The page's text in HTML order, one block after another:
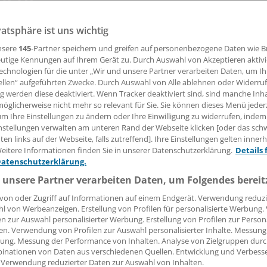
der EU-Medizinprodukteverordnung ein großer
sehen weiter Defizite.
05:07 Uhr
ist uns wichtig
145-Partner speichern und greifen auf personenbezogene Daten wie
Kennungen auf Ihrem Gerät zu. Durch Auswahl von Akzeptieren
für die unter „Wir und unsere Partner verarbeiten Daten, um
aufgeführten Zwecke. Durch Auswahl von Alle ablehnen oder
werden diese deaktiviert. Wenn Tracker deaktiviert sind, sind manche
nicht mehr so relevant für Sie. Sie können dieses Menü
Ihre Einstellungen zu ändern oder Ihre Einwilligung zu widerrufen, indem
verwalten am unteren Rand der Webseite klicken [oder das
links auf der Webseite, falls zutreffend]. Ihre Einstellungen gelten
Informationen finden Sie in unserer Datenschutzerklärung. Details
Partner verarbeiten Daten, um Folgendes
oder Zugriff auf Informationen auf einem Endgerät. Verwendung
von Werbeanzeigen. Erstellung von Profilen für personalisierte
zur Auswahl personalisierter Werbung. Erstellung von Profilen zur
Verwendung von Profilen zur Auswahl personalisierter Inhalte.
Messung der Performance von Inhalten. Analyse von Zielgruppen
von Daten aus verschiedenen Quellen. Entwicklung und
reduzierter Daten zur Auswahl von Inhalten.